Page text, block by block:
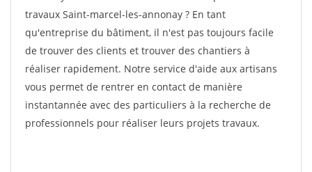
travaux Saint-marcel-les-annonay ? En tant
qu'entreprise du bâtiment, il n'est pas toujours facile
de trouver des clients et trouver des chantiers à
réaliser rapidement. Notre service d'aide aux artisans
vous permet de rentrer en contact de manière
instantannée avec des particuliers à la recherche de
professionnels pour réaliser leurs projets travaux.